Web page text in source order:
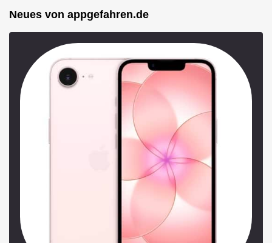
Neues von appgefahren.de